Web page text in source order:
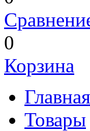
0
Корзина
Главная
Товары